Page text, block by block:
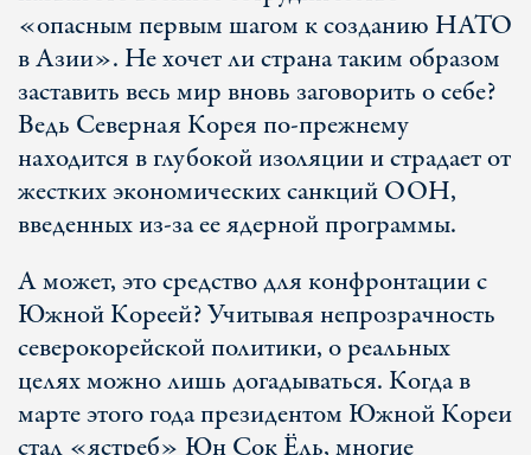
«опасным первым шагом к созданию НАТО
в Азии». Не хочет ли страна таким образом
заставить весь мир вновь заговорить о себе?
Ведь Северная Корея по-прежнему
находится в глубокой изоляции и страдает от
жестких экономических санкций ООН,
введенных из-за ее ядерной программы.
А может, это средство для конфронтации с
Южной Кореей? Учитывая непрозрачность
северокорейской политики, о реальных
целях можно лишь догадываться. Когда в
марте этого года президентом Южной Кореи